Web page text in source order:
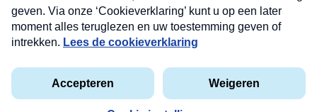
Privacyverklaring
Cookieverklaring
Kwetsbaarheid melden
Copyright © 2026 MAX Vandaag - Omroep MAX
Neem hier een gratis abonnement op onze
nieuwsbrief. Elke vrijdag- en dinsdagochtend in uw